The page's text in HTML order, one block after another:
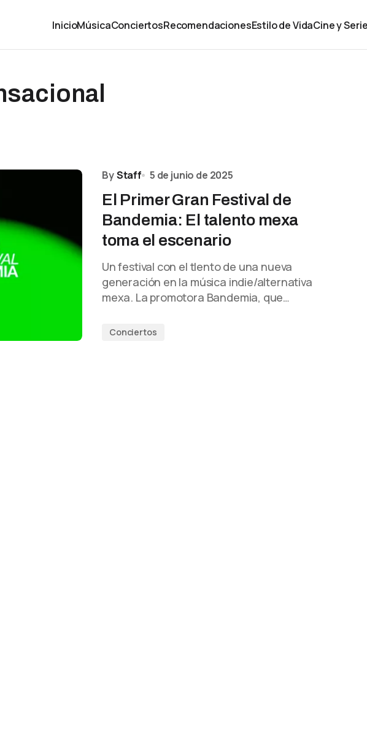
InicioMúsicaConciertosRecomendacionesEstilo de VidaCine y
ByStaff 5 de junio de 2025
El Primer Gran Festival de
Bandemia: El talento mexa
toma el escenario
Un festival con el tlento de una nueva
generación en la música indie/alternativa
mexa. La promotora Bandemia, que…
Conciertos